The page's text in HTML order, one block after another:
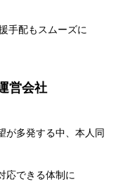
手配もスムーズに
営会社
が多発する中、本人同
応できる体制に